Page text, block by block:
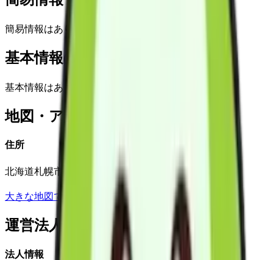
簡易情報はありません
基本情報(詳細)
基本情報はありません
地図・アクセス
住所
北海道札幌市白石区本通4丁目南1番12号
大きな地図で見る
運営法人
法人情報